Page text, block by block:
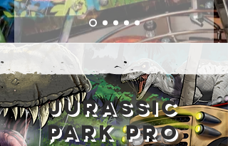
jurassic
park pro